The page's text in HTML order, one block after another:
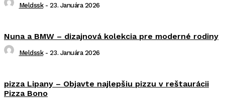
Meldssk - 23. Januára 2026
Nuna a BMW – dizajnová kolekcia pre moderné rodiny
Meldssk - 23. Januára 2026
pizza Lipany – Objavte najlepšiu pizzu v reštaurácii
Pizza Bono